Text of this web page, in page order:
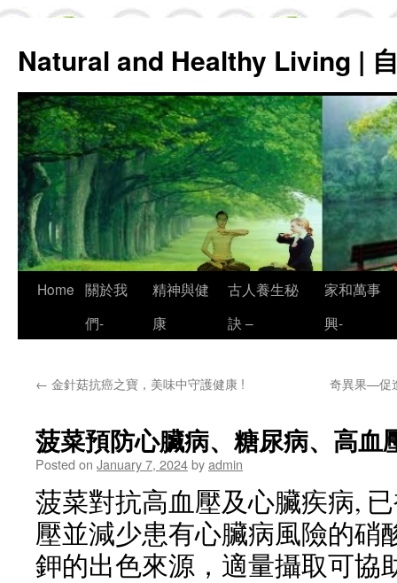
Natural and Healthy Living |
Skip
Home 關於我
們-
精神與健
康
古人養生秘
訣 –
家和萬事
興-
← 金針菇抗癌之寶，美味中守護健康 ! 奇異果—促
菠菜預防心臟病、糖尿病、高血
Posted on January 7, 2024byadmin
菠菜對抗高血壓及心臟疾病,
壓並減少患有心臟病風險的硝
鉀的出色來源，適量攝取可協